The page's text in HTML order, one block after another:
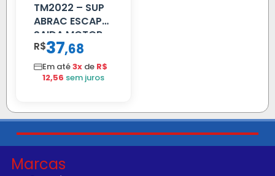
TM2022 – SUP
ABRAC ESCAP
SAIDA MOTOR
VW TITAN
R$37,68
Em até3x de R$
12,56 sem juros
Marcas